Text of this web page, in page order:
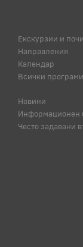
Екскурзии и
Направления
Календар
Всички
Новини
Информационен
Често задавани